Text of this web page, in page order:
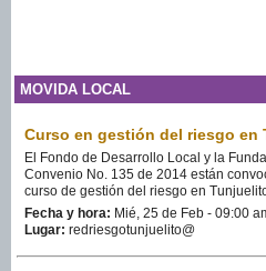
MOVIDA LOCAL
Curso en gestión del riesgo en
El Fondo de Desarrollo Local y la
Convenio No. 135 de 2014 están
curso de gestión del riesgo en
Fecha y hora: Mié, 25 de Feb - 09:00
Lugar: redriesgotunjuelito@